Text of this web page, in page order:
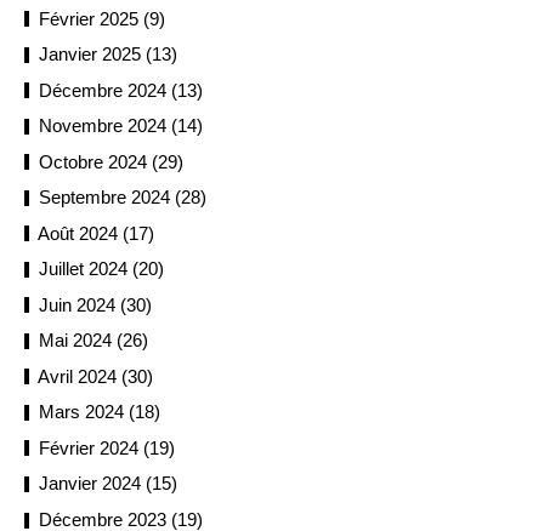
Février 2025 (9)
Janvier 2025 (13)
Décembre 2024 (13)
Novembre 2024 (14)
Octobre 2024 (29)
Septembre 2024 (28)
Août 2024 (17)
Juillet 2024 (20)
Juin 2024 (30)
Mai 2024 (26)
Avril 2024 (30)
Mars 2024 (18)
Février 2024 (19)
Janvier 2024 (15)
Décembre 2023 (19)